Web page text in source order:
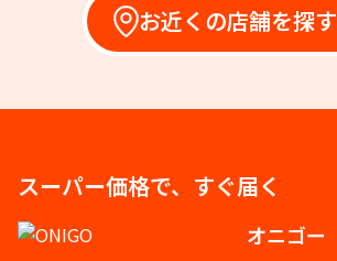
お近くの店舗を探す
スーパー価格で、すぐ届く
オニゴー